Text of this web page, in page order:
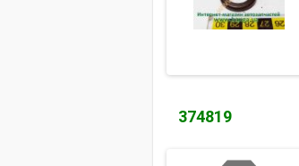
374819